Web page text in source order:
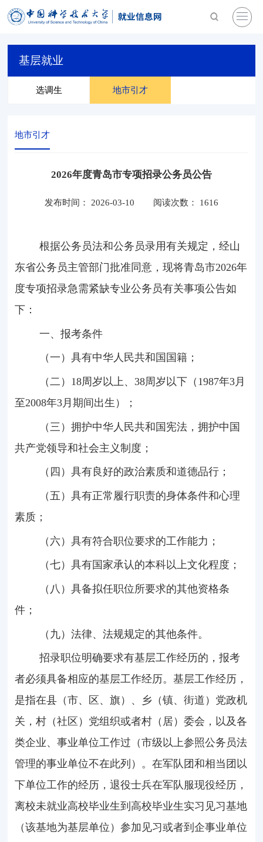
基层就业
选调生 地市引才
地市引才
2026年度青岛市专项招录公务员公告
发布时间： 2026-03-10 阅读次数： 1616
根据公务员法和公务员录用有关规定，经山
东省公务员主管部门批准同意，现将青岛市2026年
度专项招录急需紧缺专业公务员有关事项公告如
下：
一、报考条件
（一）具有中华人民共和国国籍；
（二） 18周岁以上、38周岁以下（ 1987年3月
至2008年3月期间出生）；
（三）拥护中华人民共和国宪法，拥护中国
共产党领导和社会主义制度；
（四）具有良好的政治素质和道德品行；
（五）具有正常履行职责的身体条件和心理
素质；
（六）具有符合职位要求的工作能力；
（七）具有国家承认的本科以上文化程度；
（八）具备拟任职位所要求的其他资格条
件；
（九）法律、法规规定的其他条件。
招录职位明确要求有基层工作经历的，报考
者必须具备相应的基层工作经历。基层工作经历，
是指在县（市、区、旗）、乡（镇、街道）党政机
关，村（社区）党组织或者村（居）委会，以及各
类企业、事业单位工作过（市级以上参照公务员法
管理的事业单位不在此列）。在军队团和相当团以
下单位工作的经历，退役士兵在军队服现役经历，
离校未就业高校毕业生到高校毕业生实习见习基地
（该基地为基层单位）参加见习或者到企事业单位